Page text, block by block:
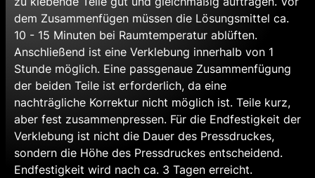
dem Zusammenfügen müssen die Lösungsmittel ca.
10 - 15 Minuten bei Raumtemperatur ablüften.
Anschließend ist eine Verklebung innerhalb von 1
Stunde möglich. Eine passgenaue Zusammenfügung
der beiden Teile ist erforderlich, da eine
nachträgliche Korrektur nicht möglich ist. Teile kurz,
aber fest zusammenpressen. Für die Endfestigkeit der
Verklebung ist nicht die Dauer des Pressdruckes,
sondern die Höhe des Pressdruckes entscheidend.
Endfestigkeit wird nach ca. 3 Tagen erreicht.